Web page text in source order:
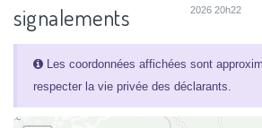
signalements
2026 20h22
Les coordonnées affichées sont
respecter la vie privée des déclarants.